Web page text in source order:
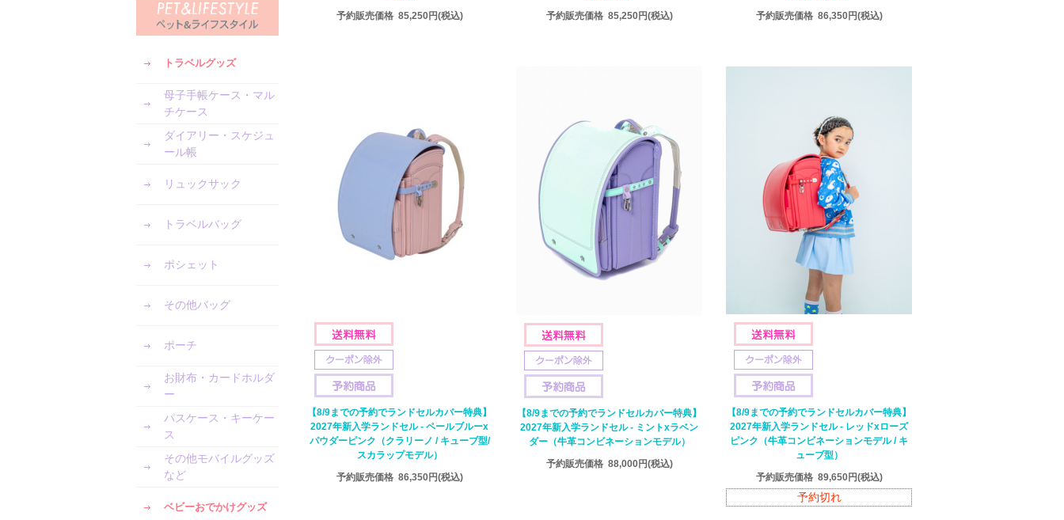
トラベルグッズ
母子手帳ケース・マル
チケース
ダイアリー・スケジュ
ール帳
リュックサック
トラベルバッグ
ポシェット
その他バッグ
ポーチ
お財布・カードホルダ
ー
パスケース・キーケー
ス
その他モバイルグッズ
など
ベビーおでかけグッズ
予約販売価格 85,250円(税込)
予約販売価格 85,250円(税込)
予約販売価格 86,350円(税込)
【8/9までの予約でランドセルカバー特典】
2027年新入学ランドセル - ペールブルーx
パウダーピンク（クラリーノ / キューブ型/
スカラップモデル）
予約販売価格 86,350円(税込)
【8/9までの予約でランドセルカバー特典】
2027年新入学ランドセル - ミントxラベン
ダー（牛革コンビネーションモデル）
予約販売価格 88,000円(税込)
【8/9までの予約でランドセルカバー特典】
2027年新入学ランドセル - レッドxローズ
ピンク（牛革コンビネーションモデル / キ
ューブ型）
予約販売価格 89,650円(税込)
予約切れ